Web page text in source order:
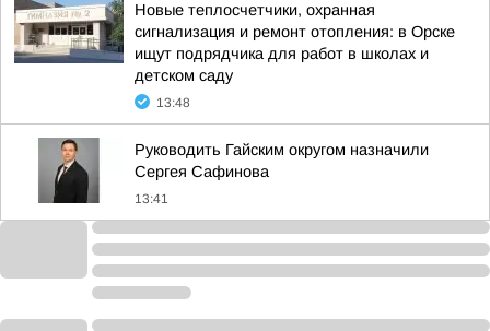
Новые теплосчетчики, охранная
сигнализация и ремонт отопления: в Орске
ищут подрядчика для работ в школах и
детском саду
13:48
Руководить Гайским округом назначили
Сергея Сафинова
13:41